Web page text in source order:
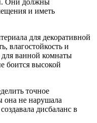
и иметь
для декоративной
влагостойкость и
ванной комнаты
боится высокой
точное
она не нарушала
дисбаланс в